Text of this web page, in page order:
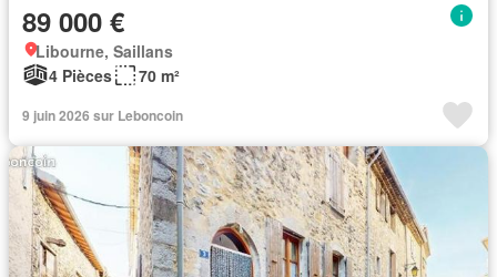
89 000 €
Libourne, Saillans
4 Pièces
70 m²
9 juin 2026 sur Leboncoin